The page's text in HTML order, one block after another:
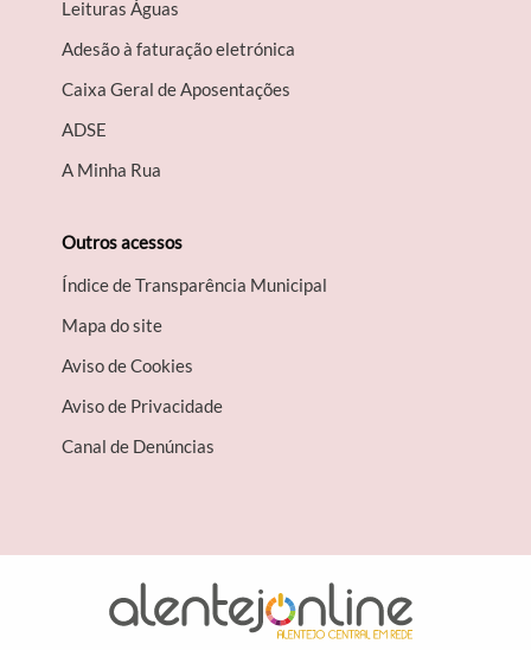
Leituras Águas
Adesão à faturação eletrónica
Caixa Geral de Aposentações
A​DSE
A Minha Rua
Outros acessos
Índice de Transparência Municipal
Mapa do site
Aviso de Cookies
Aviso de Privacidade
Canal de Denúncias